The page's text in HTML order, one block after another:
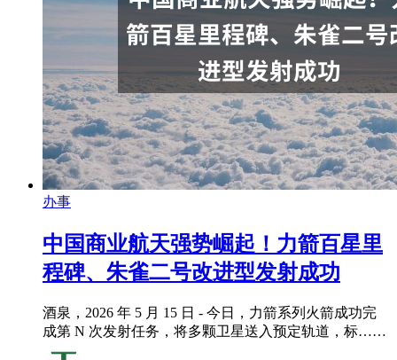
办事
中国商业航天强势崛起！力箭百星里
程碑、朱雀二号改进型发射成功
酒泉，2026 年 5 月 15 日 - 今日，力箭系列火箭成功完
成第 N 次发射任务，将多颗卫星送入预定轨道，标……